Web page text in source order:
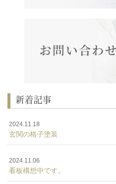
新着記事
2024.11.18
玄関の格子塗装
2024.11.06
看板構想中です。